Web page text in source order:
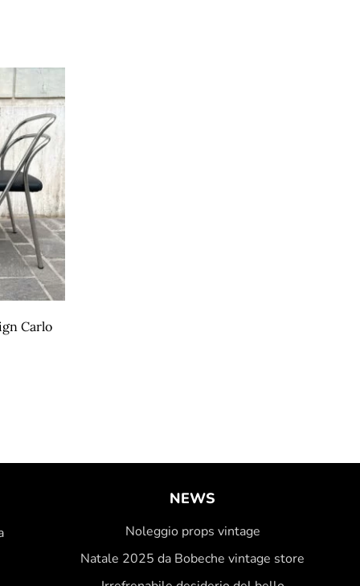
Carlo
NEWS
Noleggio props vintage
Natale 2025 da Bobeche vintage store